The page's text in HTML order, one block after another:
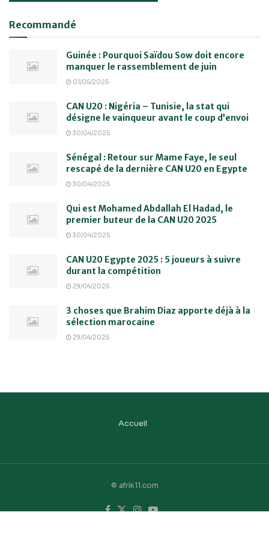
Recommandé
Guinée : Pourquoi Saïdou Sow doit encore
manquer le rassemblement de juin
01/05/2025
CAN U20 : Nigéria – Tunisie, la stat qui
désigne le vainqueur avant le coup d’envoi
30/04/2025
Sénégal : Retour sur Mame Faye, le seul
rescapé de la dernière CAN U20 en Egypte
30/04/2025
Qui est Mohamed Abdallah El Hadad, le
premier buteur de la CAN U20 2025
30/04/2025
CAN U20 Egypte 2025 : 5 joueurs à suivre
durant la compétition
29/04/2025
3 choses que Brahim Diaz apporte déjà à la
sélection marocaine
29/04/2025
Accueil
© afrik11.com